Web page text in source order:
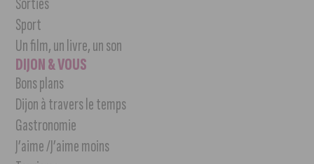
Sport
Un film, un livre, un son
DIJON & VOUS
Bons plans
Dijon à travers le temps
Gastronomie
J’aime /J’aime moins